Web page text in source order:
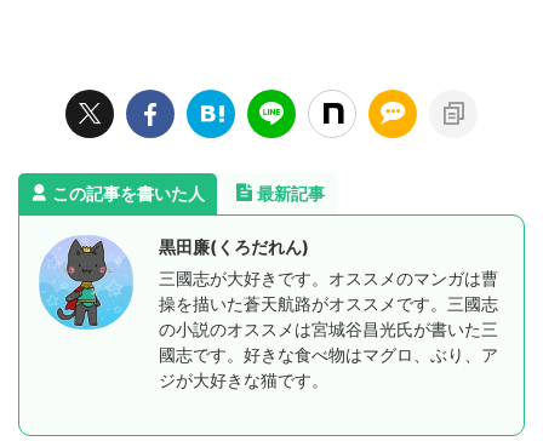
この記事を書いた人 最新記事
黒田廉(くろだれん)
三國志が大好きです。オススメのマンガは曹
操を描いた蒼天航路がオススメです。三國志
の小説のオススメは宮城谷昌光氏が書いた三
國志です。好きな食べ物はマグロ、ぶり、ア
ジが大好きな猫です。